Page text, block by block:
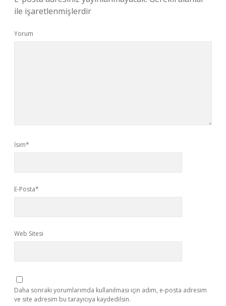
ile işaretlenmişlerdir
Yorum
İsim*
E-Posta*
Web Sitesi
Daha sonraki yorumlarımda kullanılması için adım, e-posta adresim
ve site adresim bu tarayıcıya kaydedilsin.